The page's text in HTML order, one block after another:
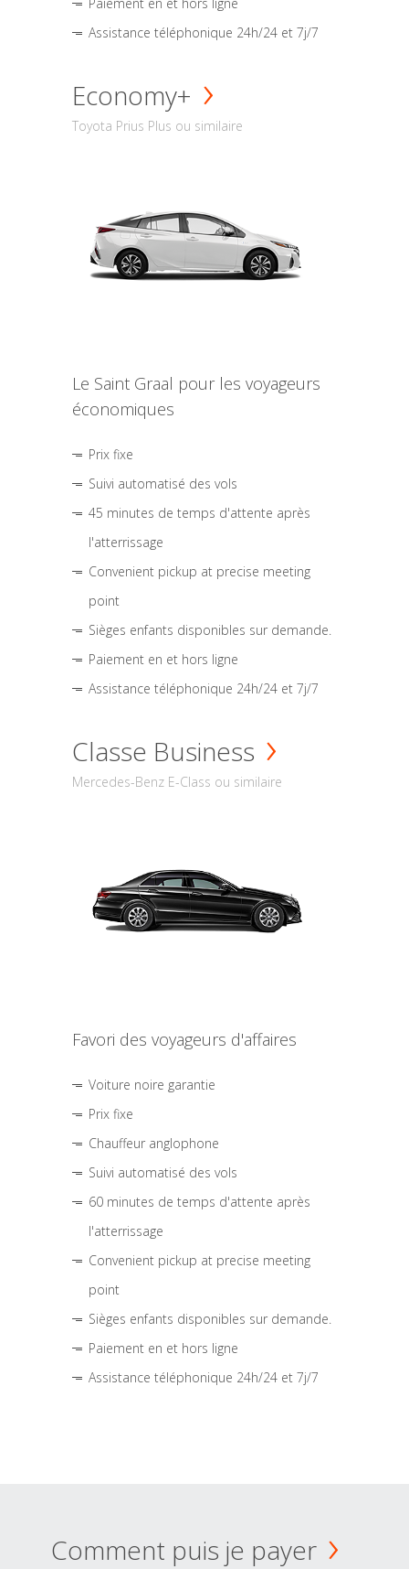
Assistance téléphonique 24h/24 et 7j/7
Economy+
Toyota Prius Plus ou similaire
Le Saint Graal pour les voyageurs
économiques
Prix fixe
Suivi automatisé des vols
45 minutes de temps d'attente après
l'atterrissage
Convenient pickup at precise meeting
point
Sièges enfants disponibles sur demande.
Paiement en et hors ligne
Assistance téléphonique 24h/24 et 7j/7
Classe Business
Mercedes-Benz E-Class ou similaire
Favori des voyageurs d'affaires
Voiture noire garantie
Prix fixe
Chauffeur anglophone
Suivi automatisé des vols
60 minutes de temps d'attente après
l'atterrissage
Convenient pickup at precise meeting
point
Sièges enfants disponibles sur demande.
Paiement en et hors ligne
Assistance téléphonique 24h/24 et 7j/7
Comment puis je payer